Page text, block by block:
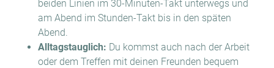
beiden Linien im 30-Minuten-Takt unterwegs und
am Abend im Stunden-Takt bis in den späten
Abend.
Alltagstauglich: Du kommst auch nach der Arbeit
oder dem Treffen mit deinen Freunden bequem